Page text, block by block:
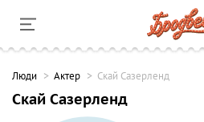
Люди Актер Скай Сазерленд
Скай Сазерленд